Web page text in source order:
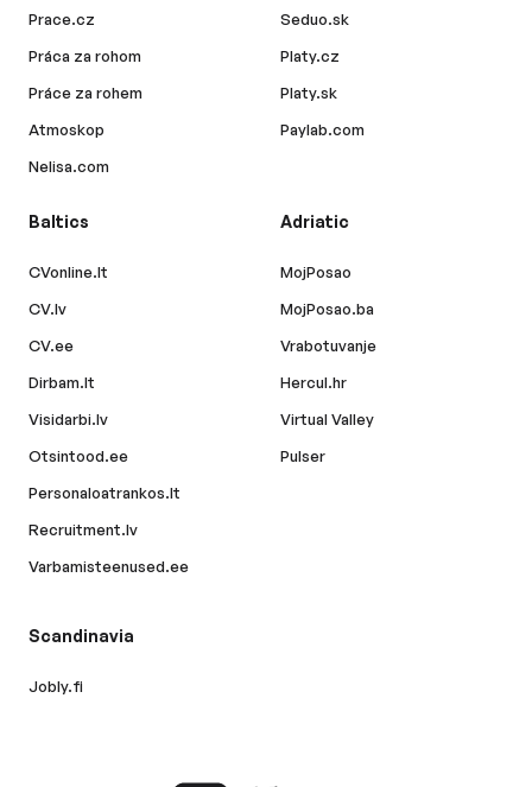
Prace.cz
Práca za rohom
Práce za rohem
Atmoskop
Nelisa.com
Seduo.sk
Platy.cz
Platy.sk
Paylab.com
Baltics
CVonline.lt
CV.lv
CV.ee
Dirbam.lt
Visidarbi.lv
Otsintood.ee
Personaloatrankos.lt
Recruitment.lv
Varbamisteenused.ee
Adriatic
MojPosao
MojPosao.ba
Vrabotuvanje
Hercul.hr
Virtual Valley
Pulser
Scandinavia
Jobly.fi